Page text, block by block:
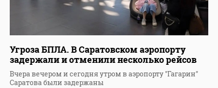
Угроза БПЛА. В Саратовском аэропорту
задержали и отменили несколько рейсов
Вчера вечером и сегодня утром в аэропорту "Гагарин"
Саратова были задержаны